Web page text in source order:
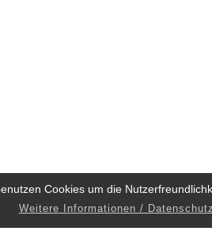
Cookies um die
Weitere Informationen /